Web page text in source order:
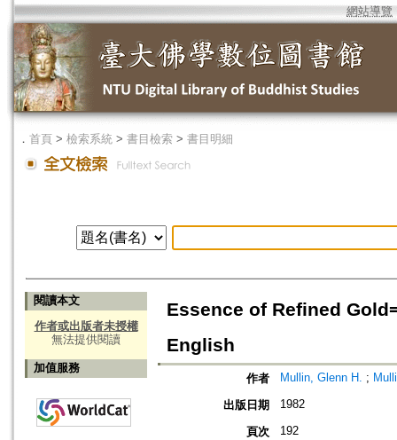
網站導覽
． 首頁 > 檢索系統 > 書目檢索 > 書目明細
閱讀本文
作者或出版者未授權
無法提供閱讀
加值服務
Essence of Refined
English
作者 Mullin, Glenn H. ;
出版日期 1982
頁次 192